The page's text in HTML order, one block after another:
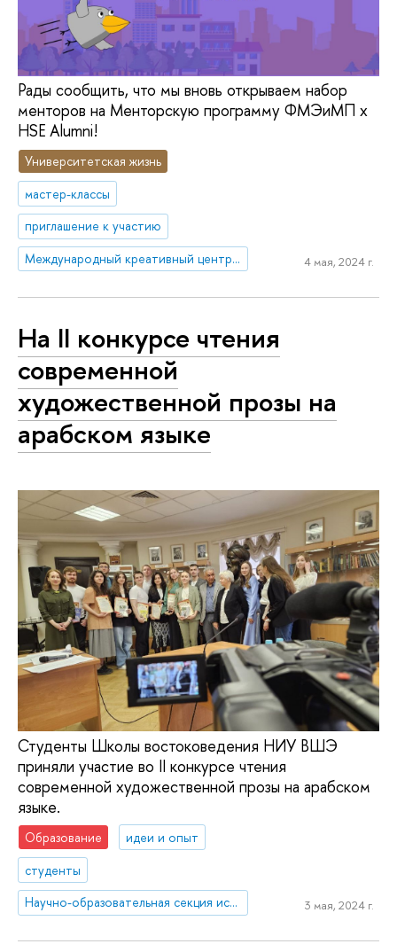
Рады сообщить, что мы вновь открываем набор
менторов на Менторскую программу ФМЭиМП х
HSE Alumni!
Университетская жизнь
мастер-классы
приглашение к участию
Международный креативный центр «Абитуриент. Студент. Выпускник»
4 мая, 2024 г.
На II конкурсе чтения
современной
художественной прозы на
арабском языке
Студенты Школы востоковедения НИУ ВШЭ
приняли участие во II конкурсе чтения
современной художественной прозы на арабском
языке.
Образование
идеи и опыт
студенты
Научно-образовательная секция исследований Ближнего Востока и Северной Африки
3 мая, 2024 г.